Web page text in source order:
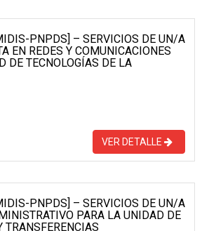
PNPDS] – SERVICIOS DE UN/A
EN REDES Y COMUNICACIONES
DE TECNOLOGÍAS DE LA
VER DETALLE
PNPDS] – SERVICIOS DE UN/A
PARA LA UNIDAD DE
TRANSFERENCIAS